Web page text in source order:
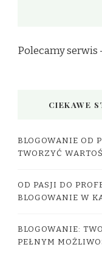
Polecamy serwis
CIEKAWE
BLOGOWANIE OD
TWORZYĆ
OD PASJI DO
BLOGOWANIE W
BLOGOWANIE:
PEŁNYM